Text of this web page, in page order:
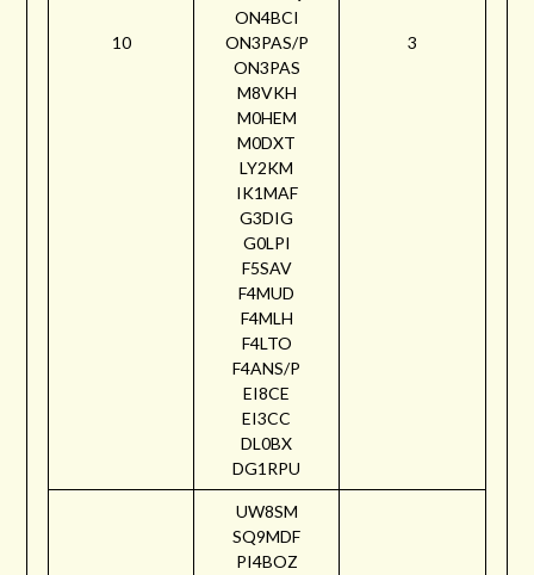
10
ON4BCI
ON3PAS/P
ON3PAS
M8VKH
M0HEM
M0DXT
LY2KM
IK1MAF
G3DIG
G0LPI
F5SAV
F4MUD
F4MLH
F4LTO
F4ANS/P
EI8CE
EI3CC
DL0BX
DG1RPU
3
UW8SM
SQ9MDF
PI4BOZ